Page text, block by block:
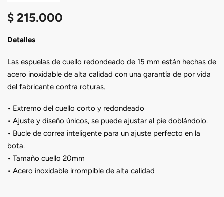
$ 215.000
Detalles
Las espuelas de cuello redondeado de 15 mm están hechas de
acero inoxidable de alta calidad con una garantía de por vida
del fabricante contra roturas.
• Extremo del cuello corto y redondeado
• Ajuste y diseño únicos, se puede ajustar al pie doblándolo.
• Bucle de correa inteligente para un ajuste perfecto en la
bota.
• Tamaño cuello 20mm
• Acero inoxidable irrompible de alta calidad